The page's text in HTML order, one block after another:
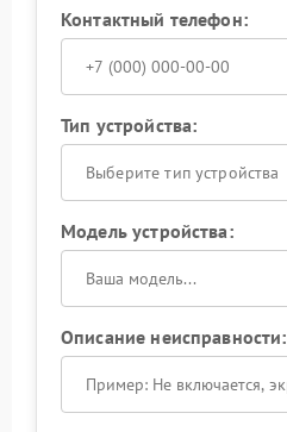
Контактный телефон:
Тип устройства:
Выберите тип устройства
Модель устройства:
Описание неисправности: